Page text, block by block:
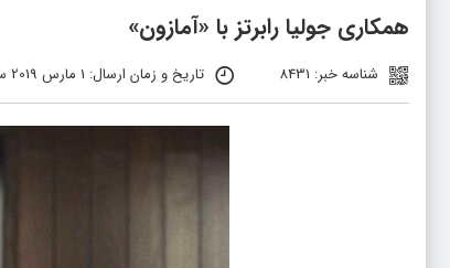
همکاری جولیا رابرتز با «آمازون»
شناسه خبر: 8431 تاریخ و زمان ارسال: 1 مارس 2019 ساعت 13:08